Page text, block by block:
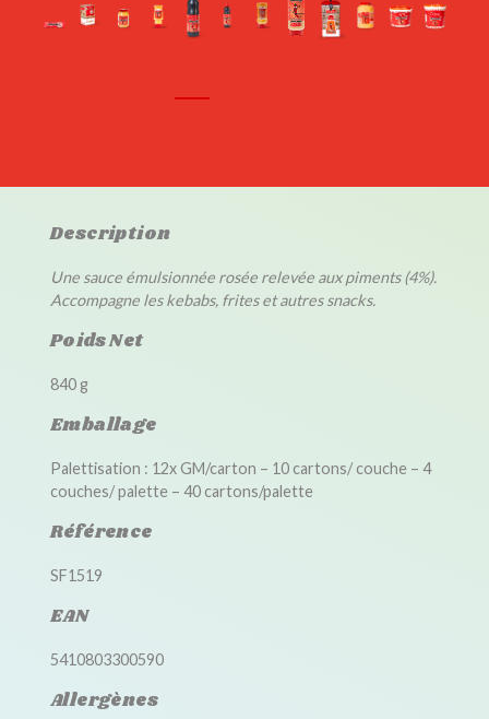
Description
Une sauce émulsionnée rosée relevée aux piments (4%).
Accompagne les kebabs, frites et autres snacks.
Poids Net
840 g
Emballage
Palettisation : 12x GM/carton – 10 cartons/ couche – 4
couches/ palette – 40 cartons/palette
Référence
SF1519
EAN
5410803300590
Allergènes